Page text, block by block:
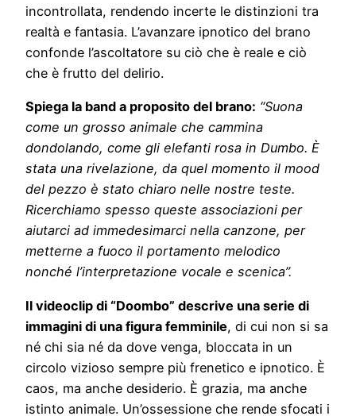
incontrollata, rendendo incerte le distinzioni tra
realtà e fantasia. L’avanzare ipnotico del brano
confonde l’ascoltatore su ciò che è reale e ciò
che è frutto del delirio.
Spiega la band a proposito del brano: “Suona
come un grosso animale che cammina
dondolando, come gli elefanti rosa in Dumbo. È
stata una rivelazione, da quel momento il mood
del pezzo è stato chiaro nelle nostre teste.
Ricerchiamo spesso queste associazioni per
aiutarci ad immedesimarci nella canzone, per
metterne a fuoco il portamento melodico
nonché l’interpretazione vocale e scenica”.
Il videoclip di “Doombo” descrive una serie di
immagini di una figura femminile, di cui non si sa
né chi sia né da dove venga, bloccata in un
circolo vizioso sempre più frenetico e ipnotico. È
caos, ma anche desiderio. È grazia, ma anche
istinto animale. Un’ossessione che rende sfocati i